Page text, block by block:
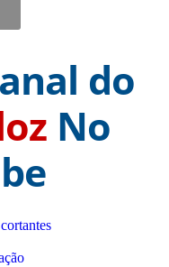
do
No